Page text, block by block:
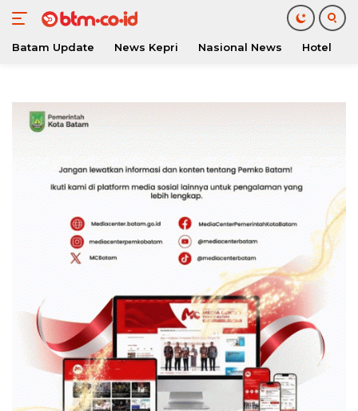
konten
Batam Update News Kepri Nasional News Hotel